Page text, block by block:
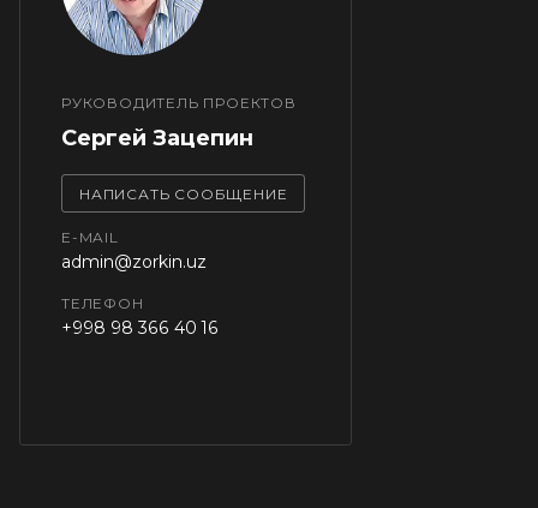
РУКОВОДИТЕЛЬ ПРОЕКТОВ
Сергей Зацепин
НАПИСАТЬ СООБЩЕНИЕ
E-MAIL
admin@zorkin.uz
ТЕЛЕФОН
+998 98 366 40 16